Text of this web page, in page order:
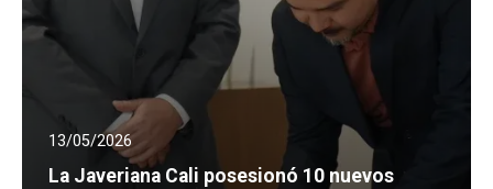
13/05/2026
La Javeriana Cali posesionó 10 nuevos